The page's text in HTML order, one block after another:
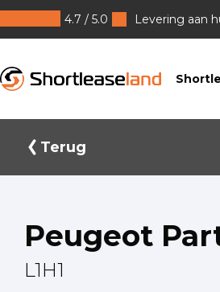
4.7 / 5.0 Levering aan
Terug
Peugeot
L1H1